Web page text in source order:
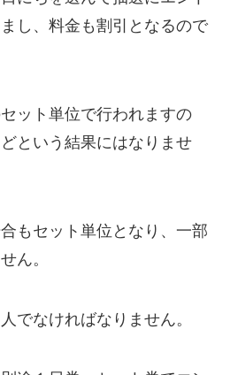
し、料金も割引となるので
ット単位で行われますの
という結果にはなりませ
もセット単位となり、一部
ん。
でなければなりません。